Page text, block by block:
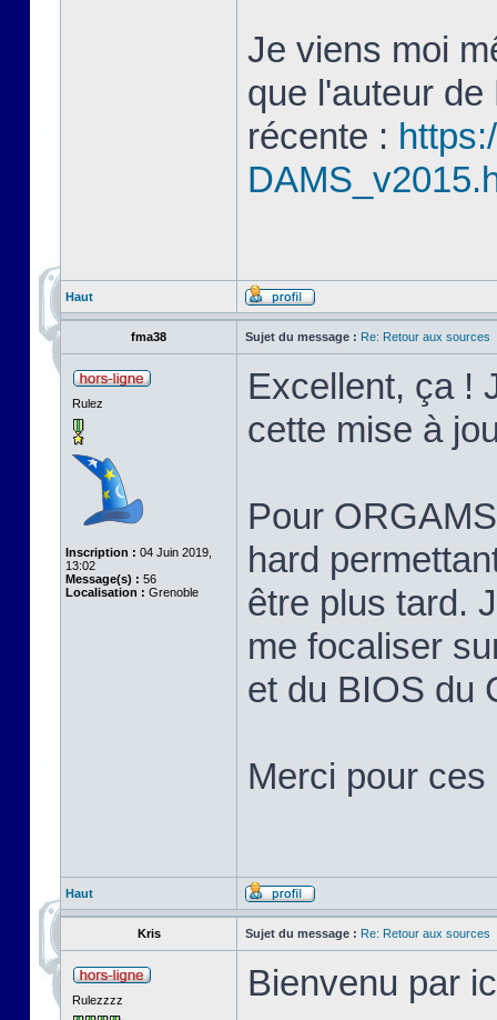
Je viens moi
que l'auteur
récente :
Haut
fma38 Sujet du message : Re: Retour aux sources
Rulez
Inscription : 04 Juin 2019,
13:02
Message(s) : 56
Localisation : Grenoble
Excellent, ça !
cette mise à
Pour
hard
être plus tard.
me focaliser
et du BIOS du
Merci pour ces
Haut
Kris Sujet du message : Re: Retour aux sources
Rulezzzz Bienvenu par